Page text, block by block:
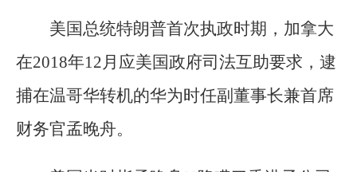
美国总统特朗普首次执政时期，加拿大
在2018年12月应美国政府司法互助要求，逮
捕在温哥华转机的华为时任副董事长兼首席
财务官孟晚舟。